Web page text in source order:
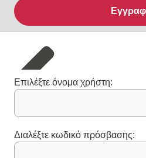
Επιλέξτε όνομα χρήστη:
Διαλέξτε κωδικό πρόσβασης: